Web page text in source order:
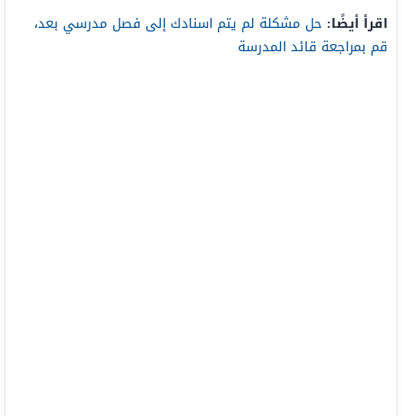
اقرأ أيضًا: حل مشكلة لم يتم اسنادك إلى فصل مدرسي بعد،
قم بمراجعة قائد المدرسة